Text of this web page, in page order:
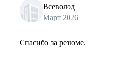
Всеволод
Март 2026
Спасибо за резюме.